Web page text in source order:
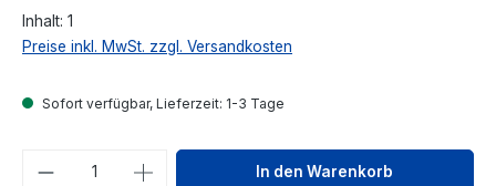
Inhalt: 1
Preise inkl. MwSt. zzgl. Versandkosten
Sofort verfügbar, Lieferzeit: 1-3 Tage
Produkt Anzahl: Gib denIn den Warenkorb